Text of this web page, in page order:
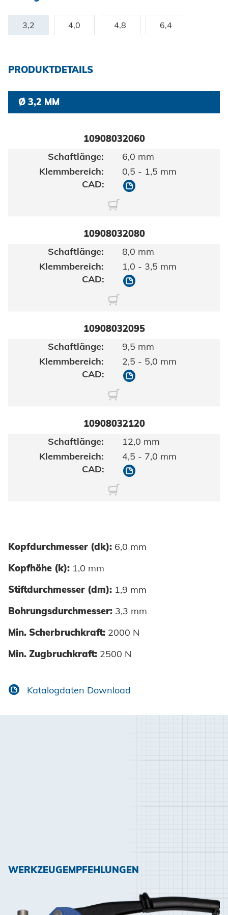
Maritim
Maschinenbau
Erneuerbare Energien
E-Mobility
Klimatechnik
Berufe bei Honsel
Suche
Datenschutz
AGBs
3,2 4,0 4,8 6,4
PRODUKTDETAILS
Ø 3,2 MM
10908032060
6,0 mm
0,5 - 1,5 mm
10908032060
10908032080
8,0 mm
1,0 - 3,5 mm
10908032080
10908032095
9,5 mm
2,5 - 5,0 mm
10908032095
10908032120
12,0 mm
4,5 - 7,0 mm
10908032120
Kopfdurchmesser (dk): 6,0 mm
Kopfhöhe (k): 1,0 mm
Stiftdurchmesser (dm): 1,9 mm
Bohrungsdurchmesser: 3,3 mm
Min. Scherbruchkraft: 2000 N
Min. Zugbruchkraft: 2500 N
Katalogdaten Download
WERKZEUGEMPFEHLUNGEN